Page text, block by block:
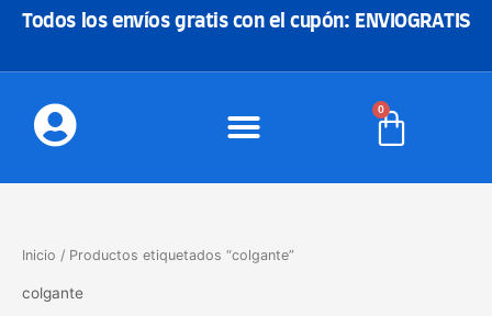
Todos los envíos gratis con el cupón: ENVIOGRATIS
0
Carrito
Inicio / Productos etiquetados “colgante”
colgante